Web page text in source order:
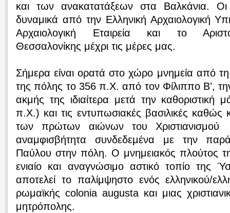
και των ανακατατάξεων στα Βαλκάνια. Οι
δυναμικά από την Ελληνική Αρχαιολογική
Αρχαιολογική Εταιρεία και το
Θεσσαλονίκης μέχρι τις μέρες μας.
Σήμερα είναι ορατά στο χώρο μνημεία από
της πόλης το 356 π.Χ. από τον Φίλιππο Β’,
ακμής της ιδιαίτερα μετά την
π.Χ.) και τις εντυπωσιακές βασιλικές καθώς
των πρώτων αιώνων του
αναμφισβήτητα συνδεδεμένα με την
Παύλου στην πόλη. Ο μνημειακός πλούτος
ενιαίο και αναγνώσιμο αστικό τοπίο της
αποτελεί το παλίμψηστο ενός ελληνικού/
ρωμαϊκής colonia augusta και μιας
μητρόπολης.